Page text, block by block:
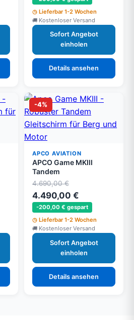
Lieferbar 1-2 Wochen
Kostenloser Versand
Sofort Angebot
einholen
Details ansehen
-4%
APCO AVIATION
APCO Game MKIII
Tandem
4.690,00 €
4.490,00 €
-200,00 € gespart
Lieferbar 1-2 Wochen
Kostenloser Versand
Sofort Angebot
einholen
Details ansehen